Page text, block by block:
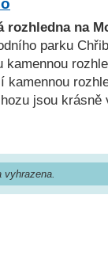
rozhledna na
parku
kamennou
kamennou
jsou